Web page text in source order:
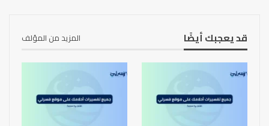
قد يعجبك أيضًا المزيد من المؤلف